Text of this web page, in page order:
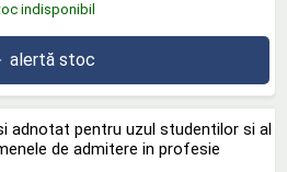
indisponibil
alertă stoc